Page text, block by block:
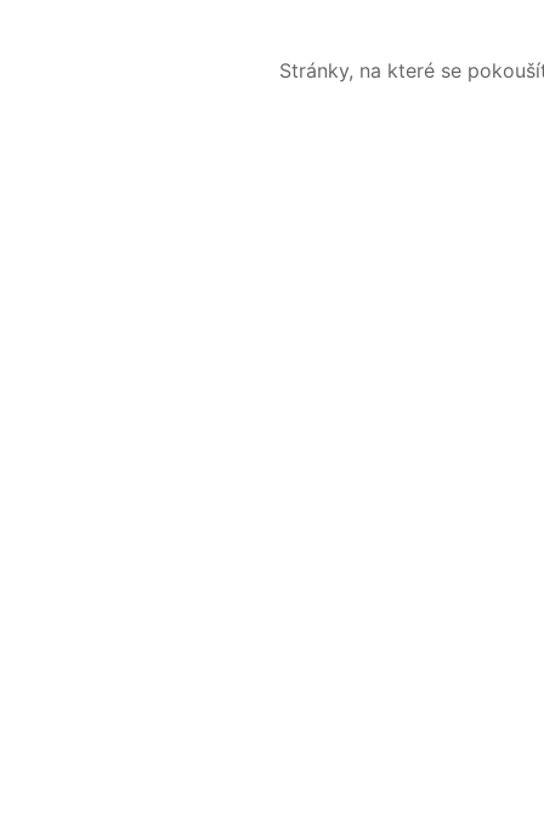
Stránky, na které se